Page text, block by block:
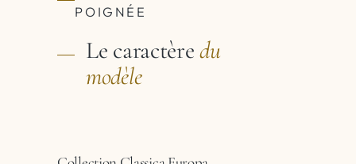
POIGNÉE
Le caractèredu
modèle